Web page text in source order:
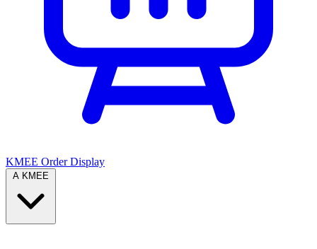
KMEE Order Display